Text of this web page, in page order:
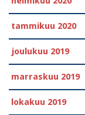
tammikuu 2020
joulukuu 2019
marraskuu 2019
lokakuu 2019